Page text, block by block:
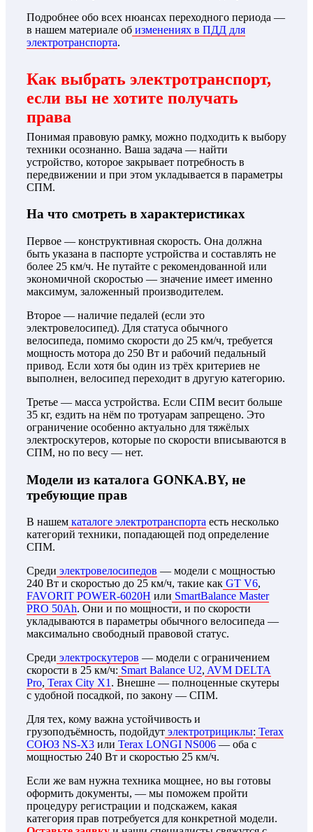
Подробнее обо всех нюансах переходного периода —
в нашем материале об изменениях в ПДД для
электротранспорта.
Как выбрать электротранспорт,
если вы не хотите получать
права
Понимая правовую рамку, можно подходить к выбору
техники осознанно. Ваша задача — найти
устройство, которое закрывает потребность в
передвижении и при этом укладывается в параметры
СПМ.
На что смотреть в характеристиках
Первое — конструктивная скорость. Она должна
быть указана в паспорте устройства и составлять не
более 25 км/ч. Не путайте с рекомендованной или
экономичной скоростью — значение имеет именно
максимум, заложенный производителем.
Второе — наличие педалей (если это
электровелосипед). Для статуса обычного
велосипеда, помимо скорости до 25 км/ч, требуется
мощность мотора до 250 Вт и рабочий педальный
привод. Если хотя бы один из трёх критериев не
выполнен, велосипед переходит в другую категорию.
Третье — масса устройства. Если СПМ весит больше
35 кг, ездить на нём по тротуарам запрещено. Это
ограничение особенно актуально для тяжёлых
электроскутеров, которые по скорости вписываются в
СПМ, но по весу — нет.
Модели из каталога GONKA.BY, не
требующие прав
В нашем каталоге электротранспорта есть несколько
категорий техники, попадающей под определение
СПМ.
Среди электровелосипедов — модели с мощностью
240 Вт и скоростью до 25 км/ч, такие как GT V6,
FAVORIT POWER-6020H или SmartBalance Master
PRO 50Ah. Они и по мощности, и по скорости
укладываются в параметры обычного велосипеда —
максимально свободный правовой статус.
Среди электроскутеров — модели с ограничением
скорости в 25 км/ч: Smart Balance U2, AVM DELTA
Pro, Terax City X1. Внешне — полноценные скутеры
с удобной посадкой, по закону — СПМ.
Для тех, кому важна устойчивость и
грузоподъёмность, подойдут электротрициклы: Terax
СОЮЗ NS-X3 или Terax LONGI NS006 — оба с
мощностью 240 Вт и скоростью 25 км/ч.
Если же вам нужна техника мощнее, но вы готовы
оформить документы, — мы поможем пройти
процедуру регистрации и подскажем, какая
категория прав потребуется для конкретной модели.